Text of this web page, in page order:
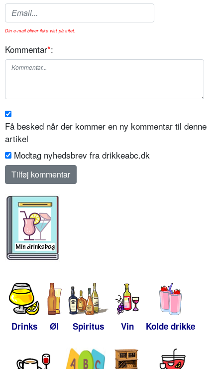
Din e-mail bliver ikke vist på sitet.
Kommentar*:
Få besked når der kommer en ny kommentar til denne
artikel
Modtag nyhedsbrev fra drikkeabc.dk
Drinks Øl Spiritus Vin Kolde drikke